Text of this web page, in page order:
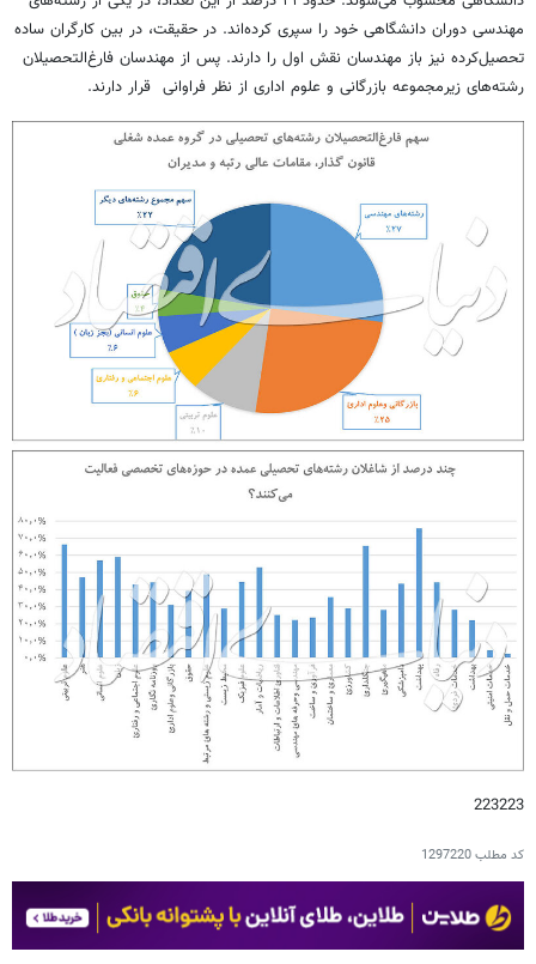
مهندسی دوران دانشگاهی خود را سپری کرده‌اند. در حقیقت، در بین کارگران ساده
تحصیل‌کرده نیز باز مهندسان نقش اول را دارند. پس از مهندسان فارغ‌التحصیلان
رشته‌های زیرمجموعه بازرگانی و علوم اداری از نظر فراوانی قرار دارند.
223223
کد مطلب1297220